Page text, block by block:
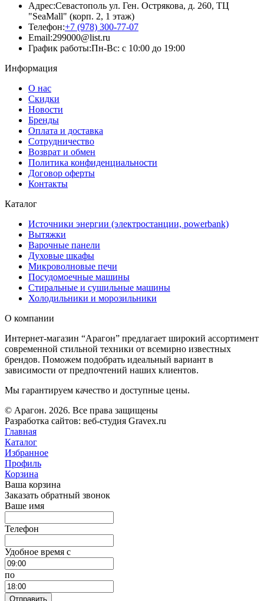
Адрес:Севастополь ул. Ген. Острякова, д. 260, ТЦ
"SeaMall" (корп. 2, 1 этаж)
Телефон:+7 (978) 300-77-07
Email:299000@list.ru
График работы:Пн-Вс: с 10:00 до 19:00
Информация
О нас
Скидки
Новости
Бренды
Оплата и доставка
Сотрудничество
Возврат и обмен
Политика конфиденциальности
Договор оферты
Контакты
Каталог
Источники энергии (электростанции, powerbank)
Вытяжки
Варочные панели
Духовые шкафы
Микроволновые печи
Посудомоечные машины
Стиральные и сушильные машины
Холодильники и морозильники
О компании
Интернет-магазин “Арагон” предлагает широкий ассортимент
современной стильной техники от всемирно известных
брендов. Поможем подобрать идеальный вариант в
зависимости от предпочтений наших клиентов.
Мы гарантируем качество и доступные цены.
© Арагон. 2026. Все права защищены
Разработка сайтов: веб-студия Gravex.ru
Главная
Каталог
Избранное
Профиль
Корзина
Ваша корзина
Заказать обратный звонок
Ваше имя
Телефон
Удобное время c
по
Отправить